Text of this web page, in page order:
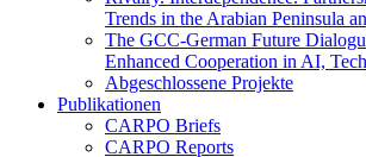
Trends in the Arabian Peninsula
The GCC-German Future
Enhanced Cooperation in AI,
Abgeschlossene Projekte
Publikationen
CARPO Briefs
CARPO Reports